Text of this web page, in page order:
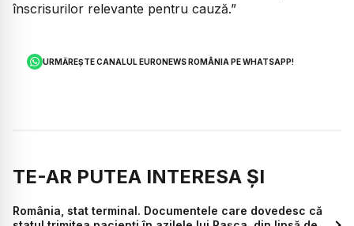
înscrisurilor relevante pentru cauză.”
URMĂREȘTE CANALUL EURONEWS ROMÂNIA PE WHATSAPP!
TE-AR PUTEA INTERESA ȘI
România, stat terminal. Documentele care dovedesc că